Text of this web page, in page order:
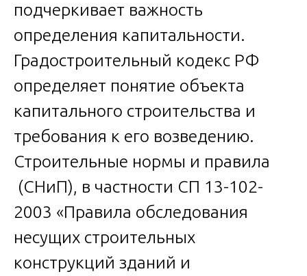
подчеркивает важность
определения капитальности.
Градостроительный кодекс РФ
определяет понятие объекта
капитального строительства и
требования к его возведению.
Строительные нормы и правила
(СНиП), в частности СП 13-102-
2003 «Правила обследования
несущих строительных
конструкций зданий и